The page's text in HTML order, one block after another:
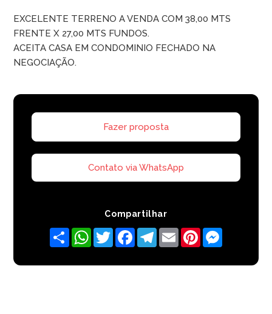
EXCELENTE TERRENO A VENDA COM 38,00 MTS
FRENTE X 27,00 MTS FUNDOS.
ACEITA CASA EM CONDOMINIO FECHADO NA
NEGOCIAÇÃO.
Fazer proposta
Contato via WhatsApp
Compartilhar
Share WhatsApp
TwitterFacebookTelegram
Email Pinterest